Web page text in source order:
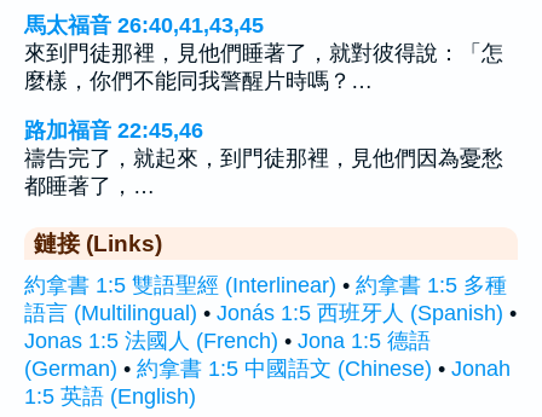
馬太福音 26:40,41,43,45
來到門徒那裡，見他們睡著了，就對彼得說：「怎
麼樣，你們不能同我警醒片時嗎？…
路加福音 22:45,46
禱告完了，就起來，到門徒那裡，見他們因為憂愁
都睡著了，…
鏈接 (Links)
約拿書 1:5 雙語聖經 (Interlinear) • 約拿書 1:5 多種
語言 (Multilingual) • Jonás 1:5 西班牙人 (Spanish) •
Jonas 1:5 法國人 (French) • Jona 1:5 德語
(German) • 約拿書 1:5 中國語文 (Chinese) • Jonah
1:5 英語 (English)